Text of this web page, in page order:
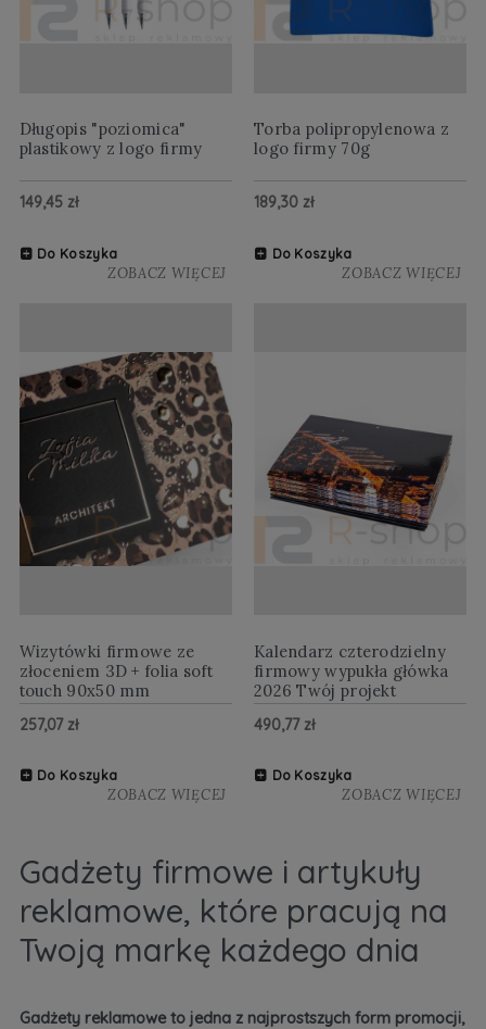
Długopis "poziomica"
plastikowy z logo firmy
149,45 zł
Do Koszyka
ZOBACZ WIĘCEJ
Torba polipropylenowa z
logo firmy 70g
189,30 zł
Do Koszyka
ZOBACZ WIĘCEJ
Wizytówki firmowe ze
złoceniem 3D + folia soft
touch 90x50 mm
257,07 zł
Do Koszyka
ZOBACZ WIĘCEJ
Kalendarz czterodzielny
firmowy wypukła główka
2026 Twój projekt
490,77 zł
Do Koszyka
ZOBACZ WIĘCEJ
Gadżety firmowe i artykuły
reklamowe, które pracują na
Twoją markę każdego dnia
Gadżety reklamowe to jedna z najprostszych form promocji,